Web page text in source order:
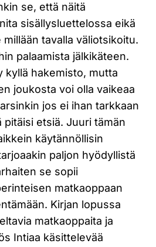
se, että näitä
sisällysluettelossa eikä
tavalla väliotsikoitu.
palaamista jälkikäteen.
kyllä hakemisto, mutta
joukosta voi olla vaikeaa
jos ei ihan tarkkaan
pitäisi etsiä. Juuri tämän
käytännöllisin
paljon hyödyllistä
se sopii
matkaoppaan
Kirjan lopussa
matkaoppaita ja
Intiaa käsittelevää